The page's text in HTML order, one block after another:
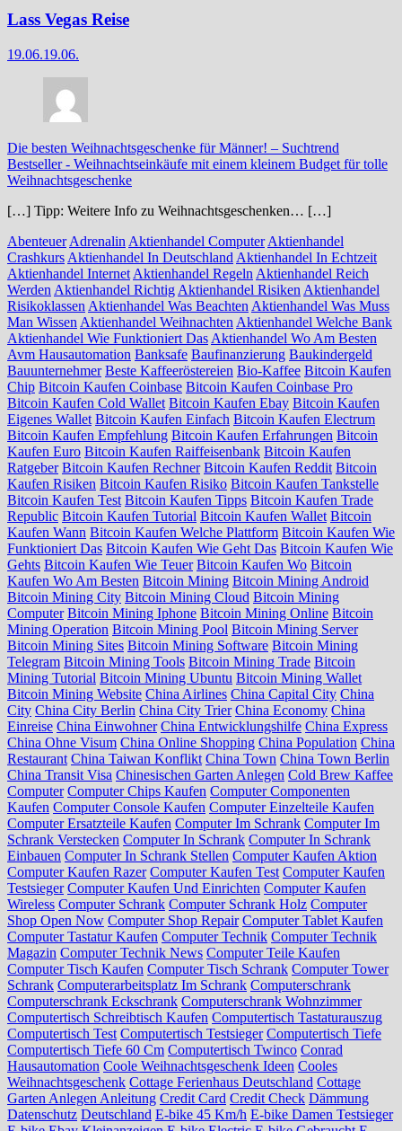
Lass Vegas Reise
19.06.19.06.
Die besten Weihnachtsgeschenke für Männer! – Suchtrend
Bestseller- Weihnachtseinkäufe mit einem kleinem Budget für tolle
Weihnachtsgeschenke
[…] Tipp: Weitere Info zu Weihnachtsgeschenken… […]
Abenteuer Adrenalin Aktienhandel Computer Aktienhandel
Crashkurs Aktienhandel In Deutschland Aktienhandel In Echtzeit
Aktienhandel Internet Aktienhandel Regeln Aktienhandel Reich
Werden Aktienhandel Richtig Aktienhandel Risiken Aktienhandel
Risikoklassen Aktienhandel Was Beachten Aktienhandel Was Muss
Man Wissen Aktienhandel Weihnachten Aktienhandel Welche Bank
Aktienhandel Wie Funktioniert Das Aktienhandel Wo Am Besten
Avm Hausautomation Banksafe Baufinanzierung Baukindergeld
Bauunternehmer Beste Kaffeeröstereien Bio-Kaffee Bitcoin Kaufen
Chip Bitcoin Kaufen Coinbase Bitcoin Kaufen Coinbase Pro
Bitcoin Kaufen Cold Wallet Bitcoin Kaufen Ebay Bitcoin Kaufen
Eigenes Wallet Bitcoin Kaufen Einfach Bitcoin Kaufen Electrum
Bitcoin Kaufen Empfehlung Bitcoin Kaufen Erfahrungen Bitcoin
Kaufen Euro Bitcoin Kaufen Raiffeisenbank Bitcoin Kaufen
Ratgeber Bitcoin Kaufen Rechner Bitcoin Kaufen Reddit Bitcoin
Kaufen Risiken Bitcoin Kaufen Risiko Bitcoin Kaufen Tankstelle
Bitcoin Kaufen Test Bitcoin Kaufen Tipps Bitcoin Kaufen Trade
Republic Bitcoin Kaufen Tutorial Bitcoin Kaufen Wallet Bitcoin
Kaufen Wann Bitcoin Kaufen Welche Plattform Bitcoin Kaufen Wie
Funktioniert Das Bitcoin Kaufen Wie Geht Das Bitcoin Kaufen Wie
Gehts Bitcoin Kaufen Wie Teuer Bitcoin Kaufen Wo Bitcoin
Kaufen Wo Am Besten Bitcoin Mining Bitcoin Mining Android
Bitcoin Mining City Bitcoin Mining Cloud Bitcoin Mining
Computer Bitcoin Mining Iphone Bitcoin Mining Online Bitcoin
Mining Operation Bitcoin Mining Pool Bitcoin Mining Server
Bitcoin Mining Sites Bitcoin Mining Software Bitcoin Mining
Telegram Bitcoin Mining Tools Bitcoin Mining Trade Bitcoin
Mining Tutorial Bitcoin Mining Ubuntu Bitcoin Mining Wallet
Bitcoin Mining Website China Airlines China Capital City China
City China City Berlin China City Trier China Economy China
Einreise China Einwohner China Entwicklungshilfe China Express
China Ohne Visum China Online Shopping China Population China
Restaurant China Taiwan Konflikt China Town China Town Berlin
China Transit Visa Chinesischen Garten Anlegen Cold Brew Kaffee
Computer Computer Chips Kaufen Computer Componenten
Kaufen Computer Console Kaufen Computer Einzelteile Kaufen
Computer Ersatzteile Kaufen Computer Im Schrank Computer Im
Schrank Verstecken Computer In Schrank Computer In Schrank
Einbauen Computer In Schrank Stellen Computer Kaufen Aktion
Computer Kaufen Razer Computer Kaufen Test Computer Kaufen
Testsieger Computer Kaufen Und Einrichten Computer Kaufen
Wireless Computer Schrank Computer Schrank Holz Computer
Shop Open Now Computer Shop Repair Computer Tablet Kaufen
Computer Tastatur Kaufen Computer Technik Computer Technik
Magazin Computer Technik News Computer Teile Kaufen
Computer Tisch Kaufen Computer Tisch Schrank Computer Tower
Schrank Computerarbeitsplatz Im Schrank Computerschrank
Computerschrank Eckschrank Computerschrank Wohnzimmer
Computertisch Schreibtisch Kaufen Computertisch Tastaturauszug
Computertisch Test Computertisch Testsieger Computertisch Tiefe
Computertisch Tiefe 60 Cm Computertisch Twinco Conrad
Hausautomation Coole Weihnachtsgeschenk Ideen Cooles
Weihnachtsgeschenk Cottage Ferienhaus Deutschland Cottage
Garten Anlegen Anleitung Credit Card Credit Check Dämmung
Datenschutz Deutschland E-bike 45 Km/h E-bike Damen Testsieger